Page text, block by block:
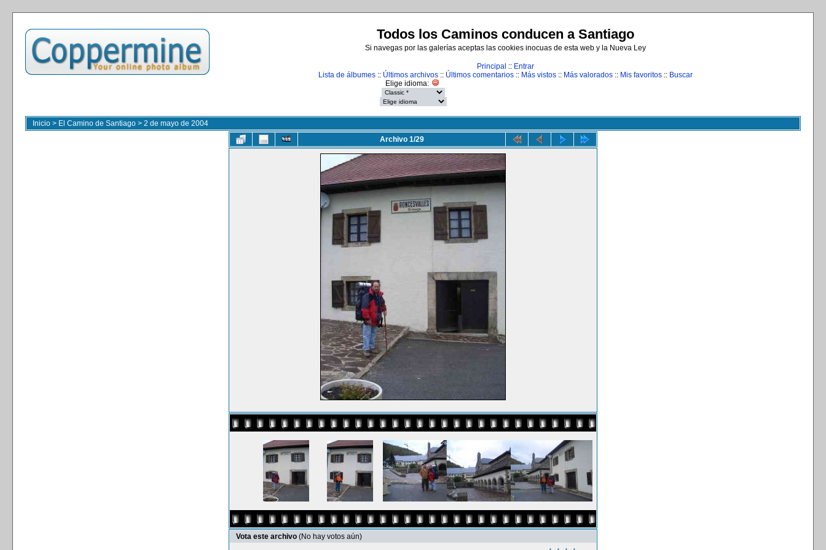
Todos los Caminos conducen a Santiago
Si navegas por las galerías aceptas las cookies inocuas de esta web y la Nueva Ley
Principal :: Entrar
Lista de álbumes:: Últimos archivos:: Últimos comentarios:: Más vistos:: Más valorados:: Mis favoritos:: Buscar
Elige idioma:
Inicio > El Camino de Santiago > 2 de mayo de 2004
Archivo 1/29
Vota este archivo (No hay votos aún)